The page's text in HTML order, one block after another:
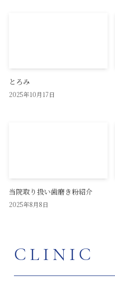
とろみ
2025年10月17日
当院取り扱い歯磨き粉紹介
2025年8月8日
CLINIC